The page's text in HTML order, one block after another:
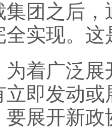
集团之后
全实现。这
广泛展
立即发动
要展开新